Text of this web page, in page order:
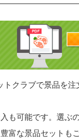
クラブで景品を注
も可能です。選ぶ
富な景品セットも